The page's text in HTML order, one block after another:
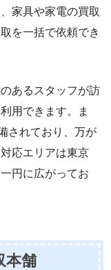
家具や家電の買取
を一括で依頼でき
あるスタッフが訪
用できます。ま
されており、万が
応エリアは東京
円に広がってお
本舗